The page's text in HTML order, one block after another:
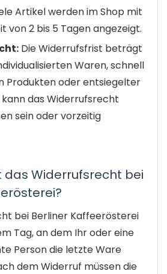
Artikel werden im Shop mit
von 2 bis 5 Tagen angezeigt.
Die Widerrufsfrist beträgt
Waren, schnell
Produkten oder entsiegelter
das Widerrufsrecht
sein oder vorzeitig
das Widerrufsrecht bei
bei Berliner Kaffeerösterei
Tag, an dem Ihr oder eine
Person die letzte Ware
dem Widerruf müssen die